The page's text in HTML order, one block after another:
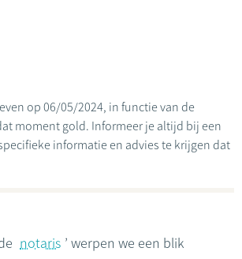
op 06/05/2024, in functie van de
moment gold. Informeer je altijd bij een
informatie en advies te krijgen dat
notaris ’ werpen we een blik